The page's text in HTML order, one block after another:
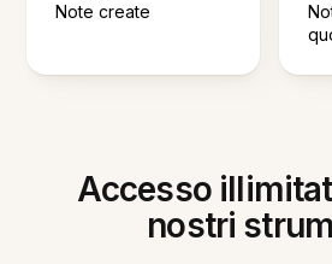
Note create
Accesso
nostri